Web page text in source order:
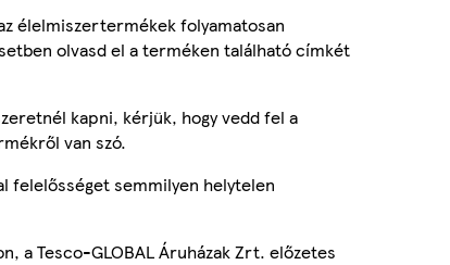
élelmiszertermékek folyamatosan
olvasd el a terméken található címkét
kapni, kérjük, hogy vedd fel a
van szó.
felelősséget semmilyen helytelen
a Tesco-GLOBAL Áruházak Zrt. előzetes